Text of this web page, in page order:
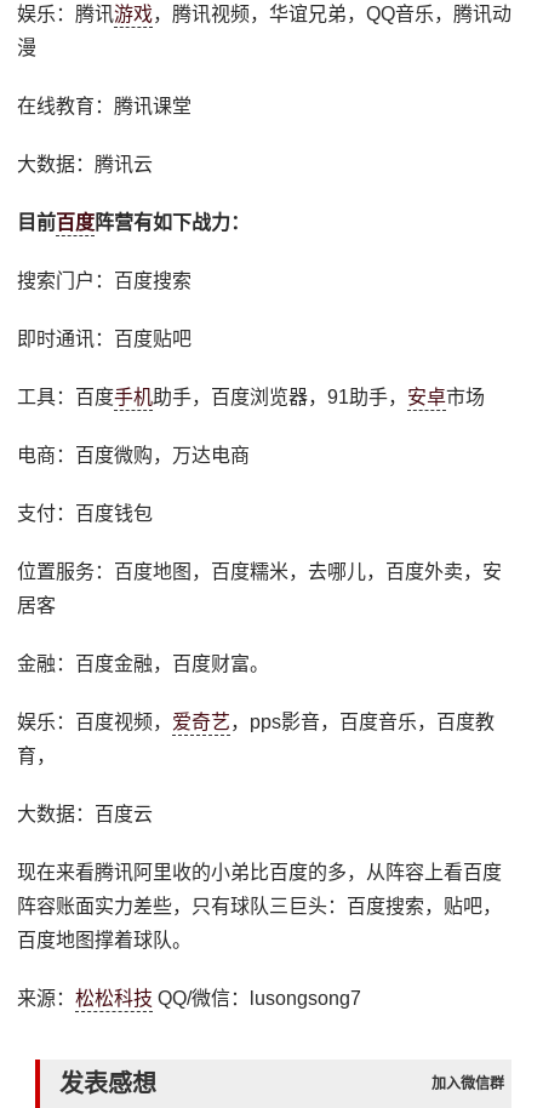
娱乐：腾讯游戏，腾讯视频，华谊兄弟，QQ音乐，腾讯动
漫
在线教育：腾讯课堂
大数据：腾讯云
目前百度阵营有如下战力：
搜索门户：百度搜索
即时通讯：百度贴吧
工具：百度手机助手，百度浏览器，91助手， 安卓市场
电商：百度微购，万达电商
支付：百度钱包
位置服务：百度地图，百度糯米，去哪儿，百度外卖，安
居客
金融：百度金融，百度财富。
娱乐：百度视频， 爱奇艺，pps影音，百度音乐，百度教
育，
大数据：百度云
现在来看腾讯阿里收的小弟比百度的多，从阵容上看百度
阵容账面实力差些，只有球队三巨头：百度搜索，贴吧，
百度地图撑着球队。
来源：松松科技 QQ/微信：lusongsong7
发表感想 加入微信群